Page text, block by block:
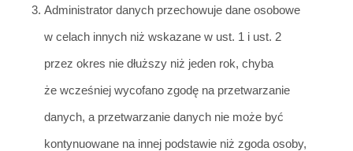
Administrator danych przechowuje dane osobowe
w celach innych niż wskazane w ust. 1 i ust. 2
przez okres nie dłuższy niż jeden rok, chyba
że wcześniej wycofano zgodę na przetwarzanie
danych, a przetwarzanie danych nie może być
kontynuowane na innej podstawie niż zgoda osoby,